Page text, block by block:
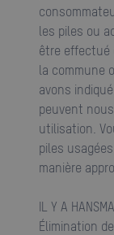
les piles ou
être effectué
la commune
avons
peuvent
utilisation.
piles
manière
IL Y A
Élimination